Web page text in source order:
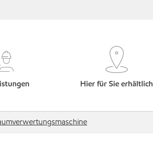
Hier für Sie erhältlich